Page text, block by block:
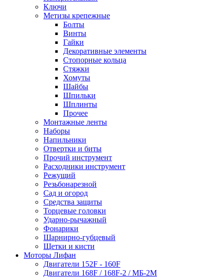
Ключи
Метизы крепежные
Болты
Винты
Гайки
Декоративные элементы
Стопорные кольца
Стяжки
Хомуты
Шайбы
Шпильки
Шплинты
Прочее
Монтажные ленты
Наборы
Напильники
Отвертки и биты
Прочий инструмент
Расходники инструмент
Режущий
Резьбонарезной
Сад и огород
Средства защиты
Торцевые головки
Ударно-рычажный
Фонарики
Шарнирно-губцевый
Щетки и кисти
Моторы Лифан
Двигатели 152F - 160F
Двигатели 168F / 168F-2 / МБ-2М